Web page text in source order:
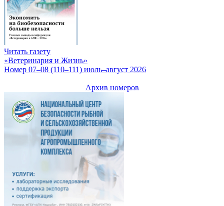
Читать газету
«Ветеринария и Жизнь»
Номер 07–08 (110–111) июль–август 2026
Архив номеров